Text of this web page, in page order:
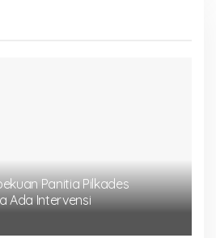
Panitia Pilkades
Ada Intervensi